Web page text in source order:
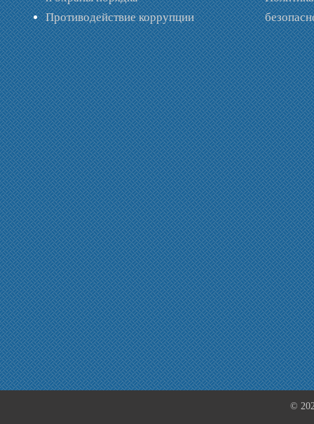
Противодействие коррупции
©